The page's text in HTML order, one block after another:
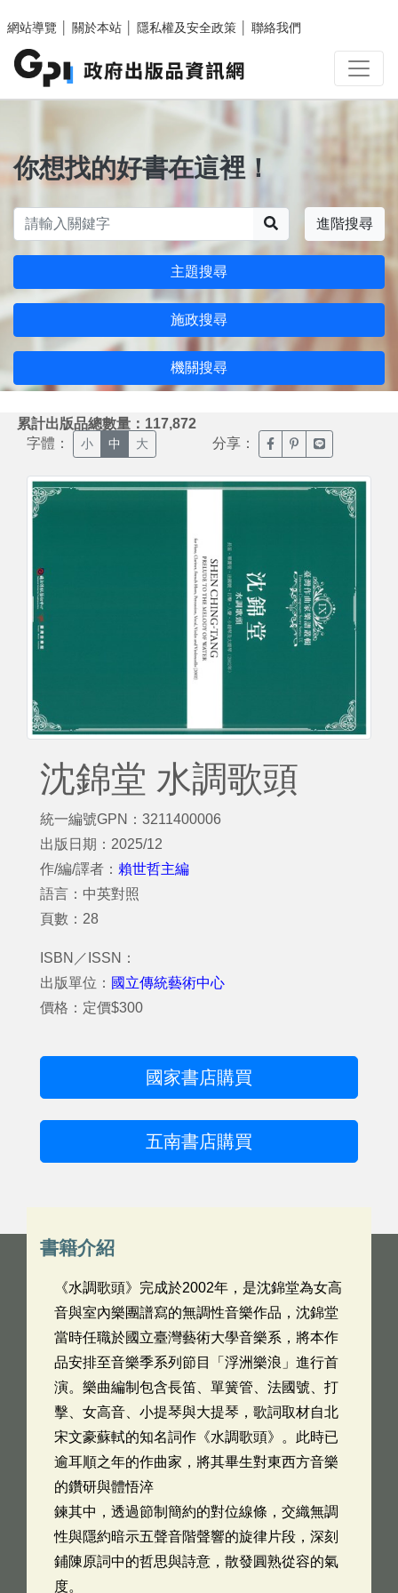
網站導覽
關於本站 隱私權及安全政策 聯絡我們
你想找的好書在這裡！
進階搜尋
主題搜尋
施政搜尋
機關搜尋
累計出版品總數量：117,872
字體： 小 中 大 分享： 臉書分享(另開新視窗)
噗浪分享(另開新
Line分享(另
沈錦堂 水調歌頭
統一編號GPN：3211400006
出版日期：2025/12
作/編/譯者： 賴世哲主編
語言：中英對照
頁數：28
ISBN／ISSN：
出版單位： 國立傳統藝術中心
價格：定價$300
國家書店購買
五南書店購買
書籍介紹
《水調歌頭》完成於2002年，是沈錦堂為女高
音與室內樂團譜寫的無調性音樂作品，沈錦堂
當時任職於國立臺灣藝術大學音樂系，將本作
品安排至音樂季系列節目「浮洲樂浪」進行首
演。樂曲編制包含長笛、單簧管、法國號、打
擊、女高音、小提琴與大提琴，歌詞取材自北
宋文豪蘇軾的知名詞作《水調歌頭》。此時已
逾耳順之年的作曲家，將其畢生對東西方音樂
的鑽研與體悟淬
鍊其中，透過節制簡約的對位線條，交織無調
性與隱約暗示五聲音階聲響的旋律片段，深刻
鋪陳原詞中的哲思與詩意，散發圓熟從容的氣
度。